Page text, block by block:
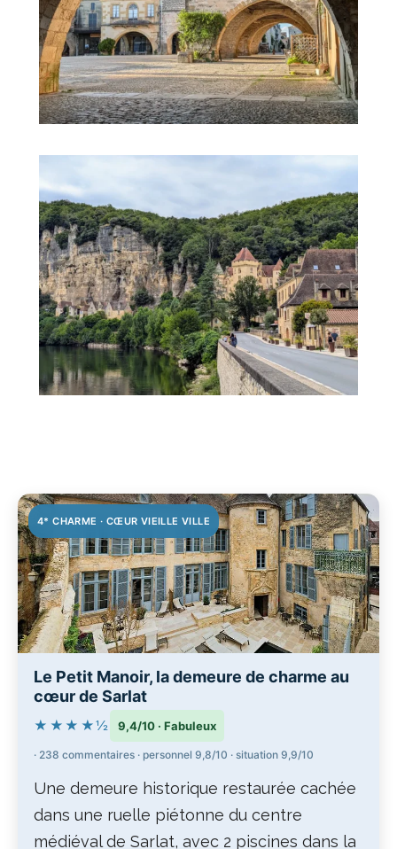
4* CHARME · CŒUR VIEILLE VILLE
Le Petit Manoir, la demeure de charme au
cœur de Sarlat
★★★★½ 9,4/10 · Fabuleux
· 238 commentaires · personnel 9,8/10 · situation 9,9/10
Une demeure historique restaurée cachée
dans une ruelle piétonne du centre
médiéval de Sarlat, avec 2 piscines dans la